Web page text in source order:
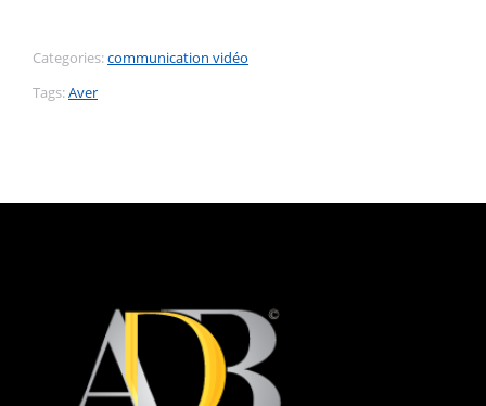
Categories:communication vidéo
Tags:Aver